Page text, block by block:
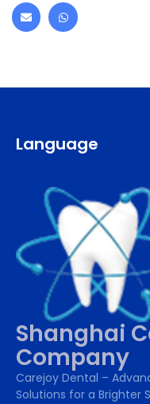
Language
Shanghai
Company
Carejoy Dental –
Solutions for a Brighter